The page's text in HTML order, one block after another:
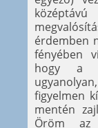
érdemben
fényében
hogy a
figyelmen
mentén
Öröm